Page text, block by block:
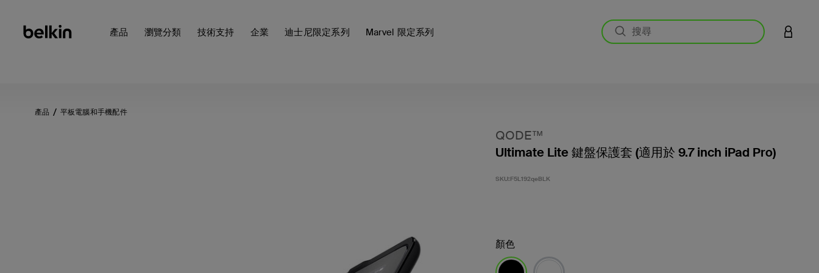
產品 瀏覽分類 技術支持 企業 迪士尼限定系列 Marvel 限定系列 登入您
產品 平板電腦和手機配件
QODE™
Ultimate Lite 鍵盤保護套 (適用於 9.7 inch iPad Pro)
SKU:F5L192qeBLK
顏色